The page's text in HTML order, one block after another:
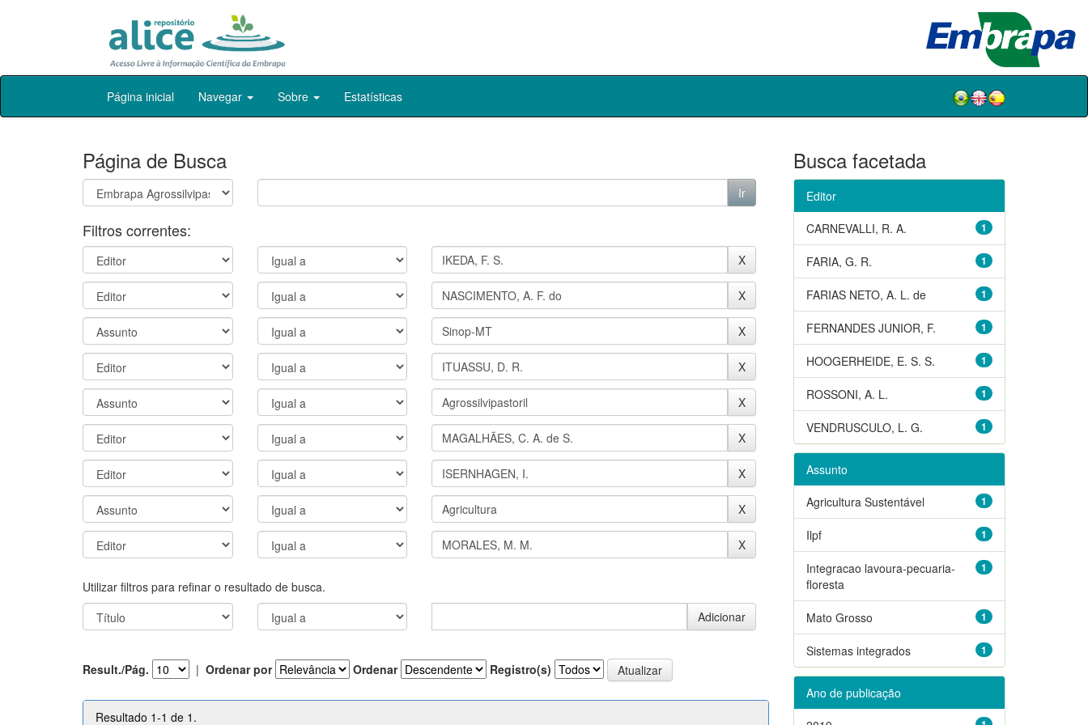
Skip
Página inicial Navegar Sobre Estatísticas
Página de Busca
Filtros correntes:
Utilizar filtros para refinar o resultado de busca.
Result./Pág. | Ordenar por Ordenar Registro(s)
Resultado 1-1 de 1.
Busca facetada
Editor
1
CARNEVALLI, R. A.
1
FARIA, G. R.
1
FARIAS NETO, A. L. de
1
FERNANDES JUNIOR, F.
1
HOOGERHEIDE, E. S. S.
1
ROSSONI, A. L.
1
VENDRUSCULO, L. G.
Assunto
1
Agricultura Sustentável
1
Ilpf
1
Integracao lavoura-pecuaria-
floresta
1
Mato Grosso
1
Sistemas integrados
Ano de publicação